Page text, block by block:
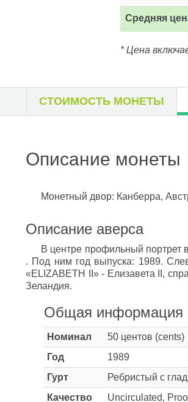
Средняя
* Цена
СТОИМОСТЬ МОНЕТЫ
Описание монеты
Монетный двор: Канберра,
Описание аверса
В центре профильный портрет
. Под ним год выпуска: 1989.
«ELIZABETH II» - Елизавета II‎,
Зеландия.
Общая информация
Номинал
50 центов (cents)
Год
1989
Гурт
Ребристый с
Качество
Uncirculated,